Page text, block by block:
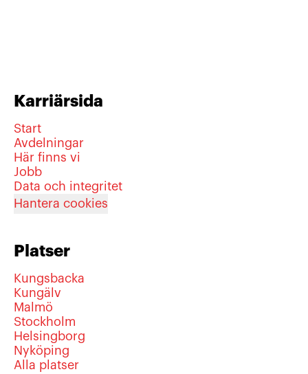
Karriärsida
Start
Avdelningar
Här finns vi
Jobb
Data och integritet
Hantera cookies
Platser
Kungsbacka
Kungälv
Malmö
Stockholm
Helsingborg
Nyköping
Alla platser